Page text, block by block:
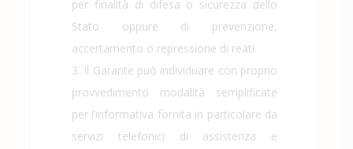
per finalità di difesa o sicurezza dello
Stato oppure di prevenzione,
accertamento o repressione di reati.
3. Il Garante può individuare con proprio
provvedimento modalità semplificate
per l’informativa fornita in particolare da
servizi telefonici di assistenza e